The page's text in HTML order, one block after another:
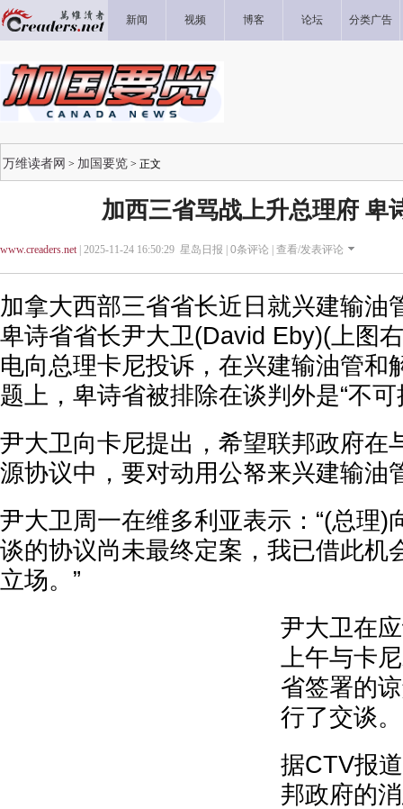
新闻 视频 博客 论坛 分类广告
万维读者网 > 加国要览 > 正文
加西三省骂战上升总理府 卑
www.creaders.net| 2025-11-24 16:50:29 星岛日报 | 0条评论 | 查看/发表评论
加拿大西部三省省长近日就兴建输油
卑诗省省长尹大卫(David Eby)(上图
电向总理卡尼投诉，在兴建输油管和
题上，卑诗省被排除在谈判外是“不可
尹大卫向卡尼提出，希望联邦政府在
源协议中，要对动用公帑来兴建输油
尹大卫周一在维多利亚表示：“(总理)
谈的协议尚未最终定案，我已借此机
立场。”
尹大卫在
上午与卡
省签署的
行了交谈。
据CTV报
邦政府的